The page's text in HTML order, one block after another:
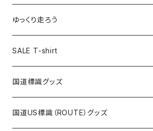
トートバッグ
ランチバッグ
エコバッグ
クリアファイル
キーホルダー
クリアファイル
Tシャツ
ステッカー
サコッシュ
ホテルキーホルダー
モーテルキーホルダー
トートバッグ
クリアファイル
マスク
エコバッグ
千葉ロッテマリーンズコラボ
エコバッグ
ステッカー
モーテルキーホルダー
ホテルキーホルダー
キャップ
ステッカー
ホテルキーホルダー
Tシャツ
キャップ
ステッカー
ゆっくり走ろう
Tシャツ
ステッカー
ホテルキーホルダー
SALE T-shirt
国道標識グッズ
ステッカー
国道US標識（ROUTE）グッズ